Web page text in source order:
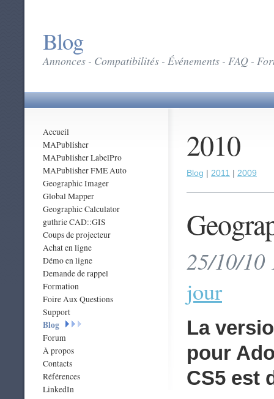
Blog
Annonces - Compatibilités - Événements - FAQ -
Accueil
MAPublisher
MAPublisher LabelPro
MAPublisher FME Auto
Geographic Imager
Global Mapper
Geographic Calculator
guthrie CAD::GIS
Coups de projecteur
Achat en ligne
Démo en ligne
Demande de rappel
Formation
Foire Aux Questions
Support
Blog
Forum
À propos
Contacts
Références
LinkedIn
2010
Blog 2011 2009
25/10/10
jour
La
pour
CS5 est